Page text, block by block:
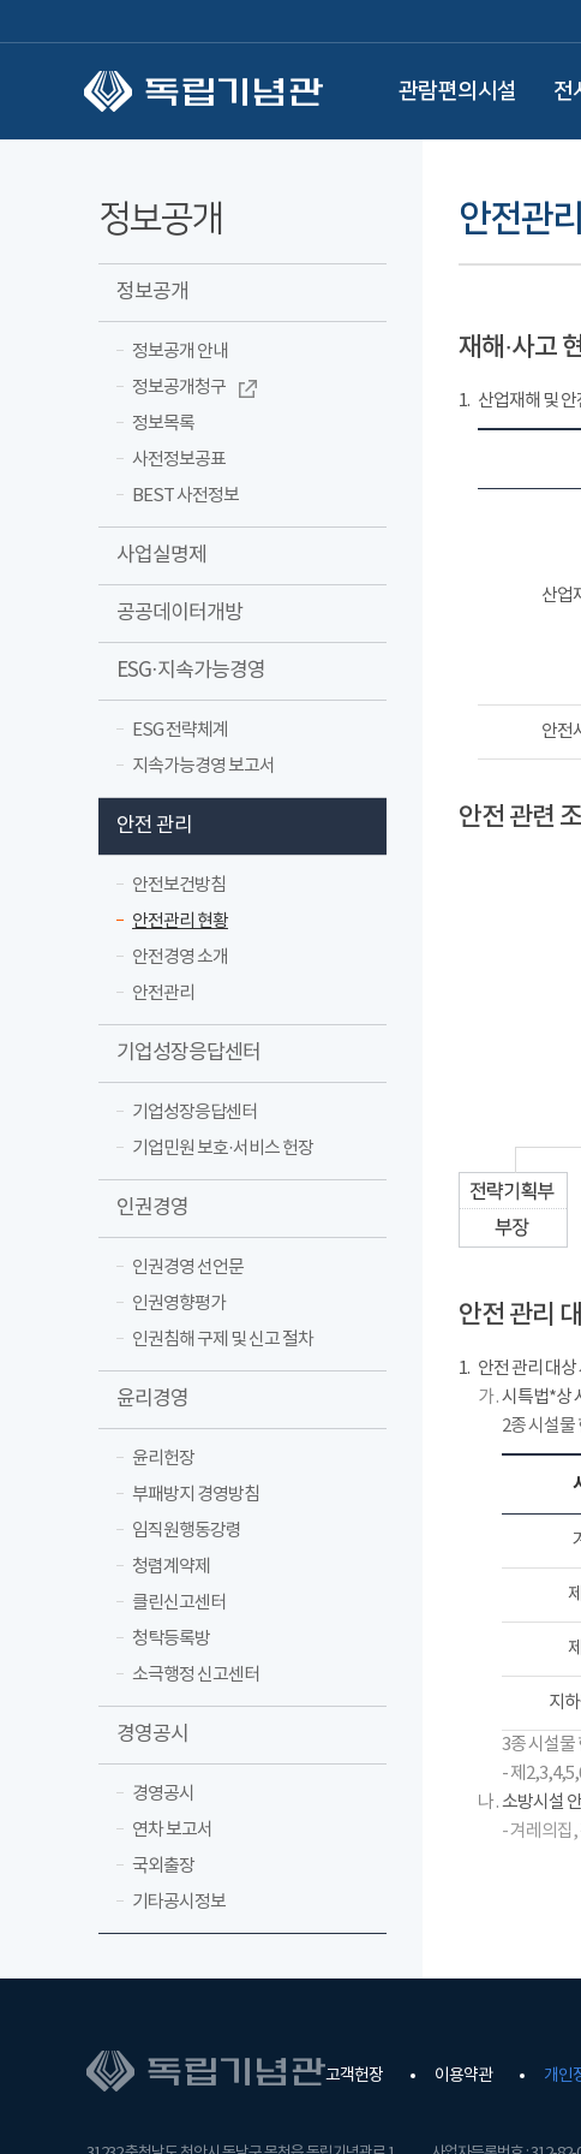
관람편의시설 전
정보공개
정보공개
정보공개 안내
정보공개청구
정보목록
사전정보공표
BEST 사전정보
사업실명제
공공데이터개방
ESG·지속가능경영
ESG 전략체계
지속가능경영 보고서
안전 관리
안전보건방침
안전관리 현황
안전경영 소개
안전관리
기업성장응답센터
기업성장응답센터
기업민원 보호·서비스 헌장
인권경영
인권경영 선언문
인권영향평가
인권침해 구제 및 신고 절차
윤리경영
윤리헌장
부패방지 경영방침
임직원행동강령
청렴계약제
클린신고센터
청탁등록방
소극행정 신고센터
경영공시
경영공시
연차 보고서
국외출장
기타공시정보
안전관
재해·사고
1. 산업재해 및
산업
안전
안전 관련
업
안
전
전
건
안전 관리
1. 안전 관리 대상
가 .시특법*상
2종 시설물
지
3종 시설물
- 제
나 .소방시설
- 겨레의집
고객헌장 이용약관 개인